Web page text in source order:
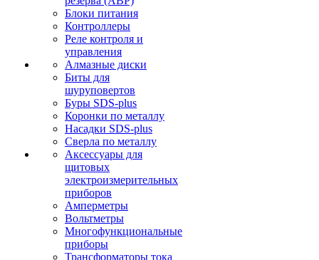
Блоки питания
Контроллеры
Реле контроля и
управления
Алмазные диски
Биты для
шуруповертов
Буры SDS-plus
Коронки по металлу
Насадки SDS-plus
Сверла по металлу
Аксессуары для
щитовых
электроизмерительных
приборов
Амперметры
Вольтметры
Многофункциональные
приборы
Трансформаторы тока